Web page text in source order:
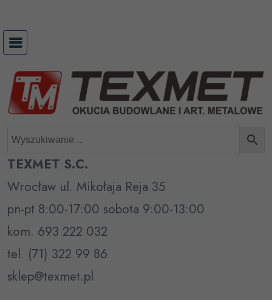
treści
TEXMET S.C.
Wrocław ul. Mikołaja Reja 35
pn-pt 8:00-17:00 sobota 9:00-13:00
kom. 693 222 032
tel. (71) 322 99 86
sklep@texmet.pl